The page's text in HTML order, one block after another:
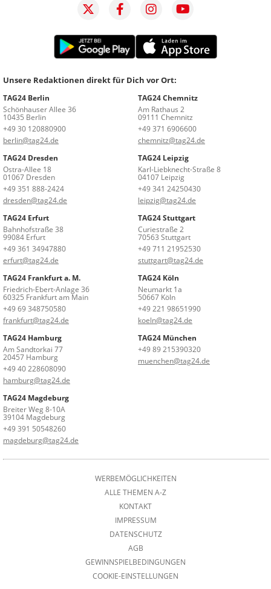
Unsere Redaktionen direkt für Dich vor Ort:
TAG24 Berlin
Schönhauser Allee 36
10435 Berlin
+49 30 120880900
berlin@tag24.de
TAG24 Chemnitz
Am Rathaus 2
09111 Chemnitz
+49 371 6906600
chemnitz@tag24.de
TAG24 Dresden
Ostra-Allee 18
01067 Dresden
+49 351 888-2424
dresden@tag24.de
TAG24 Leipzig
Karl-Liebknecht-Straße 8
04107 Leipzig
+49 341 24250430
leipzig@tag24.de
TAG24 Erfurt
Bahnhofstraße 38
99084 Erfurt
+49 361 34947880
erfurt@tag24.de
TAG24 Stuttgart
Curiestraße 2
70563 Stuttgart
+49 711 21952530
stuttgart@tag24.de
TAG24 Frankfurt a. M.
Friedrich-Ebert-Anlage 36
60325 Frankfurt am Main
+49 69 348750580
frankfurt@tag24.de
TAG24 Köln
Neumarkt 1a
50667 Köln
+49 221 98651990
koeln@tag24.de
TAG24 Hamburg
Am Sandtorkai 77
20457 Hamburg
+49 40 228608090
hamburg@tag24.de
TAG24 München
+49 89 215390320
muenchen@tag24.de
TAG24 Magdeburg
Breiter Weg 8-10A
39104 Magdeburg
+49 391 50548260
magdeburg@tag24.de
WERBEMÖGLICHKEITEN
ALLE THEMEN A-Z
KONTAKT
IMPRESSUM
DATENSCHUTZ
AGB
GEWINNSPIELBEDINGUNGEN
COOKIE-EINSTELLUNGEN